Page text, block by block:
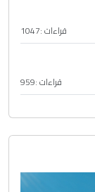
قراءات :1047
قراءات :959